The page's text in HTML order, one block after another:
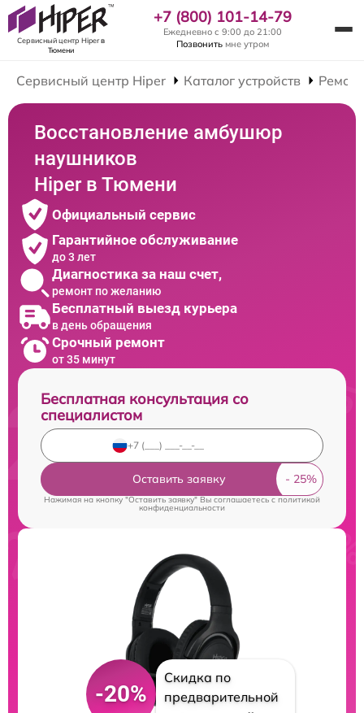
Сервисный центр Hiperв
Тюмени
+7 (800) 101-14-79
Ежедневно с 9:00 до 21:00
Позвонить мне утром
Сервисный центр Hiper Каталог устройств
Восстановление амбушюр
наушников
Hiper в Тюмени
Официальный сервис
Гарантийное обслуживание
до 3 лет
Диагностика за наш счет,
ремонт по желанию
Бесплатный выезд курьера
в день обращения
Срочный ремонт
от 35 минут
Бесплатная консультация со
специалистом
Оставить заявку
Нажимая на кнопку "Оставить заявку" Вы соглашаетесь cполитикой
конфиденциальности
-20%
Скидка по
предварительной